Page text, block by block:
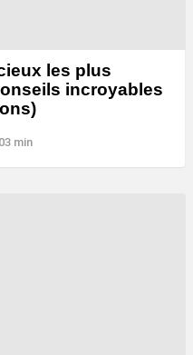
les plus
incroyables
min